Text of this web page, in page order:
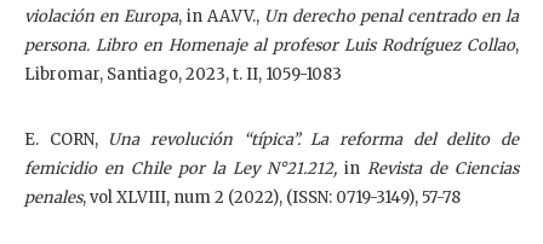
violación en Europa, in AA.VV., Un derecho penal centrado en la
persona. Libro en Homenaje al profesor Luis Rodríguez Collao,
Libromar, Santiago, 2023, t. II, 1059-1083
E. CORN, Una revolución “típica”. La reforma del delito de
femicidio en Chile por la Ley N°21.212,inRevista de Ciencias
penales, vol XLVIII, num 2 (2022), (ISSN: 0719-3149), 57-78